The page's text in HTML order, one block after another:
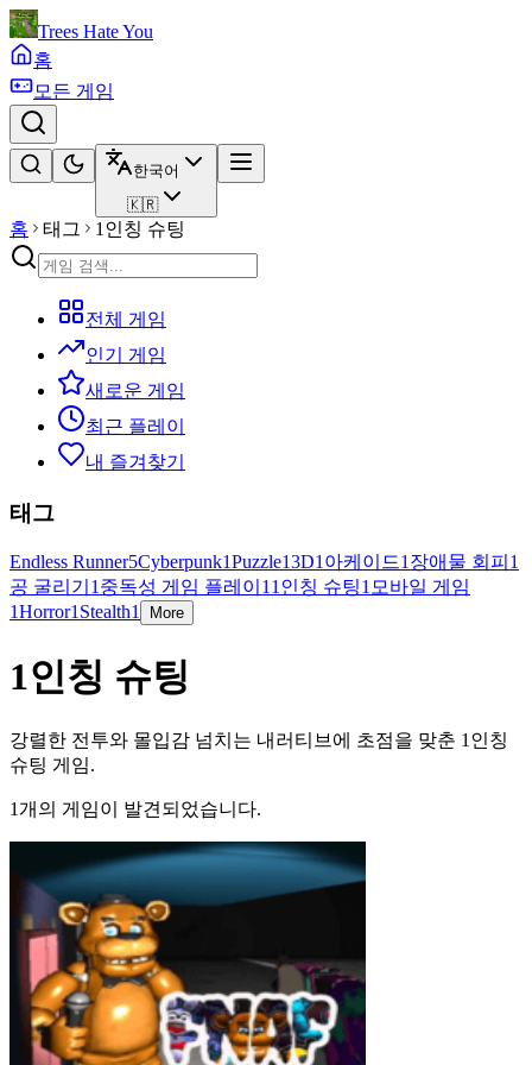
Trees Hate You
홈
모든 게임
한국어
🇰🇷
홈 태그 1인칭 슈팅
전체 게임
인기 게임
새로운 게임
최근 플레이
내 즐겨찾기
태그
Endless Runner5Cyberpunk1Puzzle13D1아케이드1장애물 회피 1
공 굴리기 1중독성 게임 플레이 11인칭 슈팅1모바일 게임
1Horror1Stealth1 More
1인칭 슈팅
강렬한 전투와 몰입감 넘치는 내러티브에 초점을 맞춘 1인칭
슈팅 게임.
1개의 게임이 발견되었습니다.